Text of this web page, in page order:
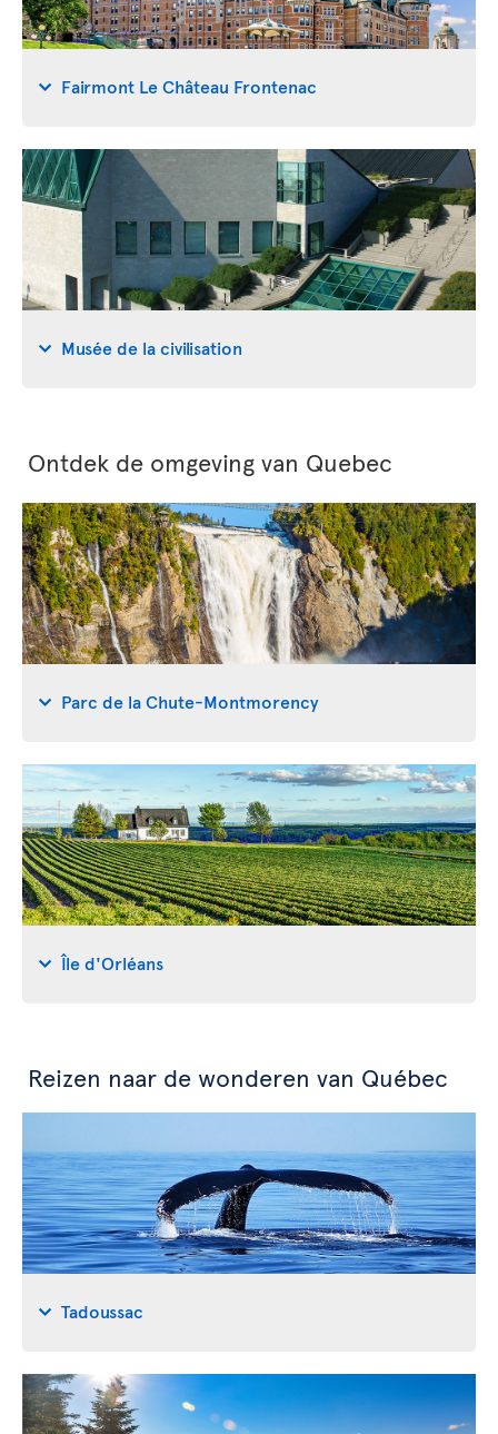
Fairmont Le Château Frontenac
Musée de la civilisation
Ontdek de omgeving van Quebec
Parc de la Chute-Montmorency
Île d'Orléans
Reizen naar de wonderen van Québec
Tadoussac